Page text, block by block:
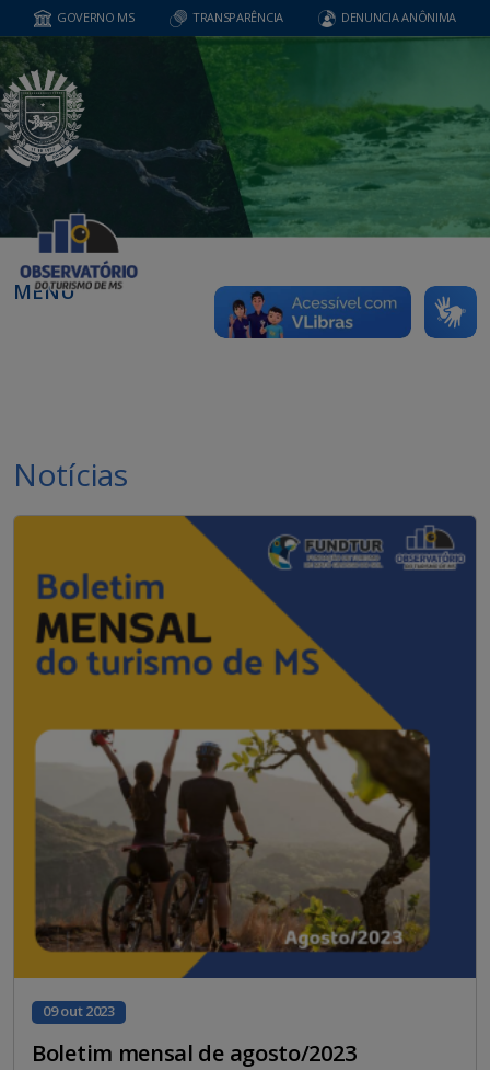
GOVERNO MS TRANSPARÊNCIA DENUNCIA ANÔNIMA
MENU
Notícias
09 out 2023
Boletim mensal de agosto/2023